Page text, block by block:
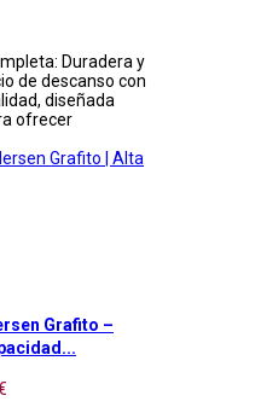
Duradera y
de descanso con
diseñada
ofrecer
Grafito –